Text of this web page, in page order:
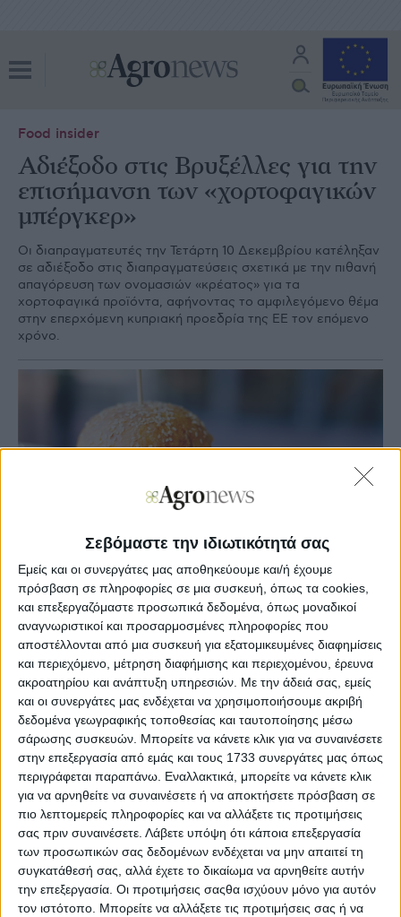
Σεβόμαστε την ιδιωτικότητά σας
Εμείς και οι συνεργάτες μας αποθηκεύουμε και/ή έχουμε
πρόσβαση σε πληροφορίες σε μια συσκευή, όπως τα cookies,
και επεξεργαζόμαστε προσωπικά δεδομένα, όπως μοναδικοί
αναγνωριστικοί και προσαρμοσμένες πληροφορίες που
αποστέλλονται από μια συσκευή για εξατομικευμένες διαφημίσεις
και περιεχόμενο, μέτρηση διαφήμισης και περιεχομένου, έρευνα
ακροατηρίου και ανάπτυξη υπηρεσιών. Με την άδειά σας, εμείς
και οι συνεργάτες μας ενδέχεται να χρησιμοποιήσουμε ακριβή
δεδομένα γεωγραφικής τοποθεσίας και ταυτοποίησης μέσω
σάρωσης συσκευών. Μπορείτε να κάνετε κλικ για να συναινέσετε
στην επεξεργασία από εμάς και τους 1733 συνεργάτες μας όπως
περιγράφεται παραπάνω. Εναλλακτικά, μπορείτε να κάνετε κλικ
για να αρνηθείτε να συναινέσετε ή να αποκτήσετε πρόσβαση σε
πιο λεπτομερείς πληροφορίες και να αλλάξετε τις προτιμήσεις
σας πριν συναινέσετε. Λάβετε υπόψη ότι κάποια επεξεργασία
των προσωπικών σας δεδομένων ενδέχεται να μην απαιτεί τη
συγκατάθεσή σας, αλλά έχετε το δικαίωμα να αρνηθείτε αυτήν
την επεξεργασία. Οι προτιμήσεις σαςθα ισχύουν μόνο για αυτόν
τον ιστότοπο. Μπορείτε να αλλάξετε τις προτιμήσεις σας ή να
Food insider
Αδιέξοδο στις Βρυξέλλες για την
επισήμανση των «χορτοφαγικών
μπέργκερ»
Οι διαπραγματευτές την Τετάρτη 10 Δεκεμβρίου κατέληξαν
σε αδιέξοδο στις διαπραγματεύσεις σχετικά με την πιθανή
απαγόρευση των ονομασιών «κρέατος» για τα
χορτοφαγικά προϊόντα, αφήνοντας το αμφιλεγόμενο θέμα
στην επερχόμενη κυπριακή προεδρία της ΕΕ τον επόμενο
χρόνο.
Agronews
Η τελευταία τριμερής συνάντηση υποτίθεται ότι θα ήταν ο
τελικός γύρος συνομιλιών μεταξύ του Ευρωπαϊκού
Κοινοβουλίου και του Συμβουλίου για να συμφωνηθεί
μια αναθεώρηση της Κοινής Οργάνωσης Αγοράς (ΚΟΑ), η
οποία περιελάμβανε τη ρήτρα για την επωνυμία των
χορτοφαγικών τροφίμων.
Η επικεφαλής ευρωβουλευτής Céline Imart, Γαλλίδα
ευρωβουλευτής του Ευρωπαϊκού Λαϊκού Κόμματος, πιέζει
για την καταστολή του «χορτοφαγικού κρέατος» στο
πλαίσιο μιας αναθεώρησης της ΚΟΑ που πρότεινε πέρυσι